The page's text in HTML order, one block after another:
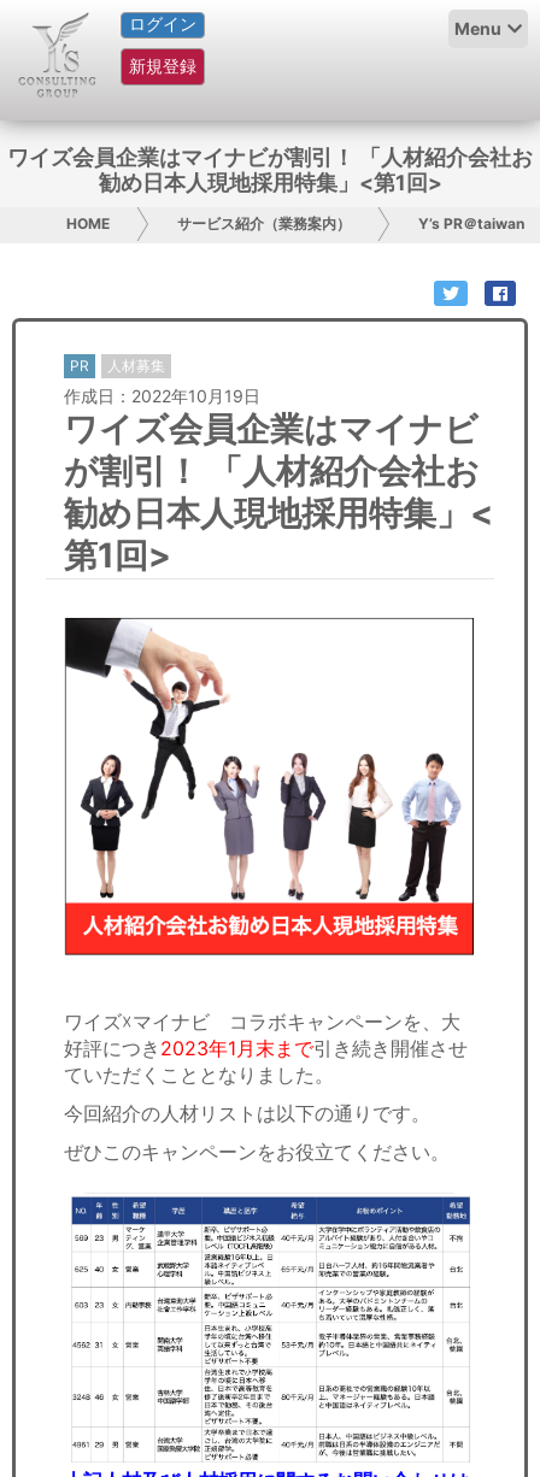
ログイン
新規登録
Menu
HOME
サービス紹介
グループ概要
お問い合わせ
日本人にPR
コンサルティング
リサーチ
セミナー
労務顧問
飲食店情報
ワイズ会員企業はマイナビが割引！ 「人材紹介会社お
勧め日本人現地採用特集」<第1回>
HOME サービス紹介（業務案内） Y’s PR＠taiwan
PR 人材募集
作成日：2022年10月19日
ワイズ会員企業はマイナビ
が割引！ 「人材紹介会社お
勧め日本人現地採用特集」<
第1回>
ワイズ☓マイナビ コラボキャンペーンを、大
好評につき 2023年1月末まで引き続き開催させ
ていただくこととなりました。
今回紹介の人材リストは以下の通りです。
ぜひこのキャンペーンをお役立てください。